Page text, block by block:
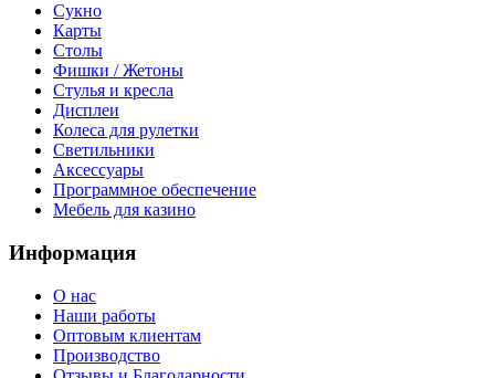
Сукно
Карты
Столы
Фишки / Жетоны
Стулья и кресла
Дисплеи
Колеса для рулетки
Светильники
Аксессуары
Программное обеспечение
Мебель для казино
Информация
О нас
Наши работы
Оптовым клиентам
Производство